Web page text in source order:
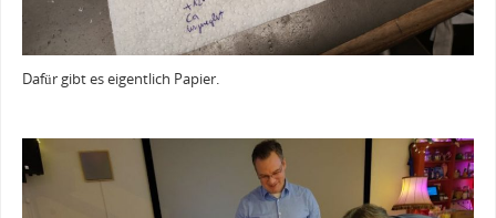
Dafür gibt es eigentlich Papier.